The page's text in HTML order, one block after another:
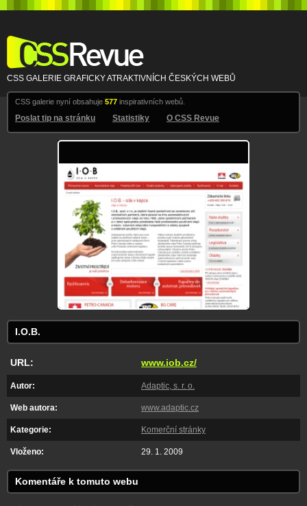
CSS Revue
CSS GALERIE GRAFICKY ATRAKTIVNÍCH ČESKÝCH WEBŮ
CSS galerie nyní obsahuje 577 inspirativních webů.
Poslat tip na stránku Statistiky O CSS Revue
I.O.B.
URL: www.iob.cz/
Autor: Adaptic, s. r. o.
Web autora: www.adaptic.cz
Kategorie: Komerční stránky
Vloženo: 29. 1. 2009
Komentáře k tomuto webu